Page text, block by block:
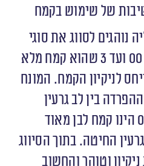
של שימוש בקמח
נוהגים לסווג את סוגי
הקמחים ע״פ מספרים מ 00 ועד 3 שהוא קמח מלא
לניקיון הקמח. המונח
בין לב גרעין
החיטה וקליפתו. קמח 00 הינו קמח לבן מאוד
החיטה. בתוך הסיווג
וטוהר והחשוב